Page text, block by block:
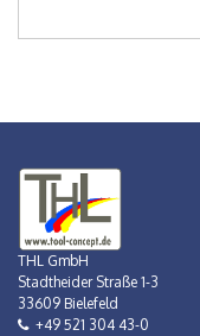
THL GmbH
Stadtheider Straße 1-3
33609 Bielefeld
+49 521 304 43-0